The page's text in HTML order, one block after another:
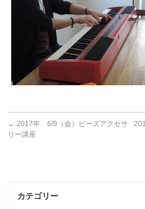
← 2017年 6/9（金）ビーズアクセサ
リー講座
カテゴリー